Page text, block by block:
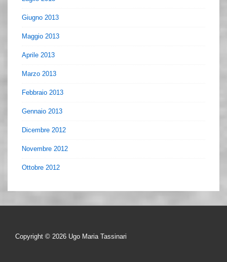
Giugno 2013
Maggio 2013
Aprile 2013
Marzo 2013
Febbraio 2013
Gennaio 2013
Dicembre 2012
Novembre 2012
Ottobre 2012
Copyright © 2026 Ugo Maria Tassinari